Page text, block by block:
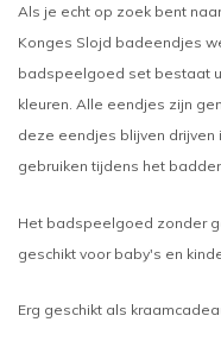
Als je echt op zoek bent
Konges Slojd badeendjes
badspeelgoed set bestaat
kleuren. Alle eendjes zijn
deze eendjes blijven
gebruiken tijdens het
Het badspeelgoed zonder
geschikt voor baby's en
Erg geschikt als